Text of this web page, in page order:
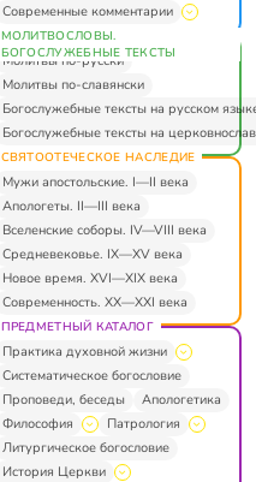
Современные комментарии
МОЛИТВОСЛОВЫ.
БОГОСЛУЖЕБНЫЕ ТЕКСТЫ
Молитвы по-русски
Молитвы по-славянски
Богослужебные тексты на русском
Богослужебные тексты на
СВЯТООТЕЧЕСКОЕ НАСЛЕДИЕ
Мужи апостольские. I—II века
Апологеты. II—III века
Вселенские соборы. IV—VIII века
Средневековье. IX—XV века
Новое время. XVI—XIX века
Современность. XX—XXI века
ПРЕДМЕТНЫЙ КАТАЛОГ
Практика духовной жизни
Систематическое богословие
Проповеди, беседы
Апологетика
Философия
Патрология
Литургическое богословие
История Церкви